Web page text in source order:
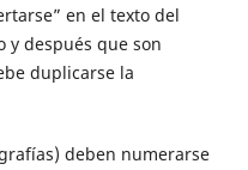
en el texto del
y después que son
duplicarse la
deben numerarse